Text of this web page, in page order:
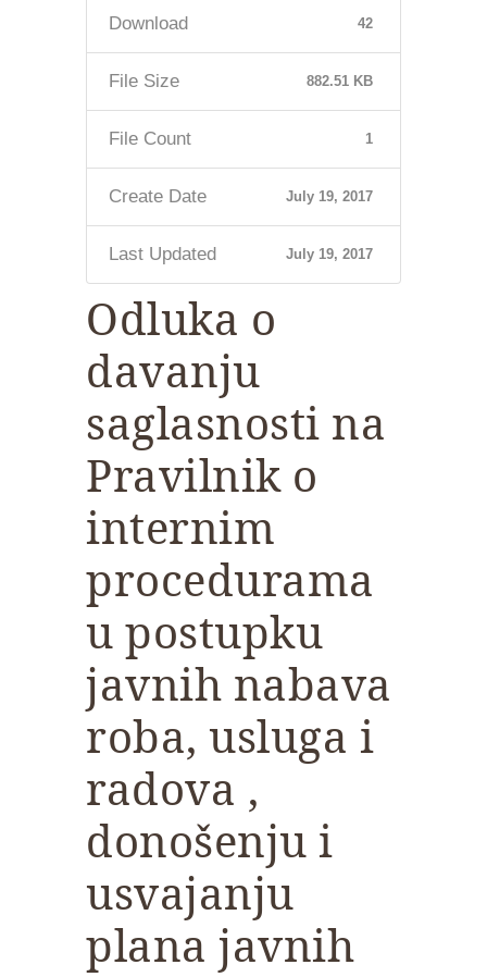
Download 42
File Size 882.51 KB
File Count 1
Create Date July 19, 2017
Last Updated July 19, 2017
Odluka o
davanju
saglasnosti na
Pravilnik o
internim
procedurama
u postupku
javnih nabava
roba, usluga i
radova ,
donošenju i
usvajanju
plana javnih